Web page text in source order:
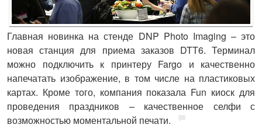
Главная новинка на стенде DNP Photo Imaging – это
новая станция для приема заказов DTT6. Терминал
можно подключить к принтеру Fargo и качественно
напечатать изображение, в том числе на пластиковых
картах. Кроме того, компания показала Fun киоск для
проведения праздников – качественное селфи с
возможностью моментальной печати.